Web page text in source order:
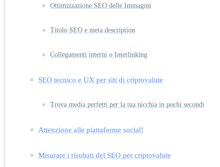
Ottimizzazione SEO delle Immagini
Titolo SEO e meta description
Collegamenti interni o Interlinking
SEO tecnico e UX per siti di criptovalute
Trova media perfetti per la tua nicchia in pochi secondi
Attenzione alle piattaforme social!
Misurare i risultati del SEO per criptovalute